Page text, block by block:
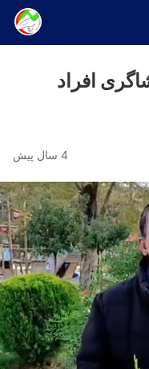
افراد
4 سال پیش